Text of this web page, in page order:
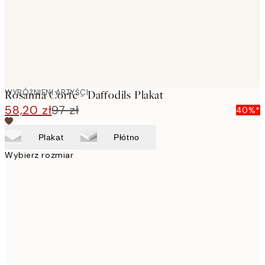
WYRÓŻNIENI ARTYŚCI
Rosanna Corfe - Daffodils Plakat
58,20 zł97 zł 40%*
Plakat Płótno
Wybierz rozmiar